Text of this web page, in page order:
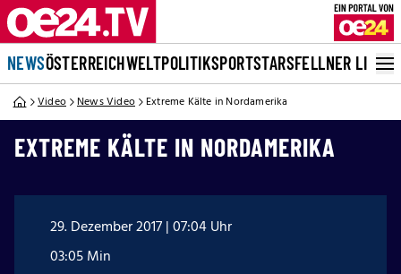
NEWSÖSTERREICHWELTPOLITIKSPORTSTARSFELLNER LIVE
Video News Video Extreme Kälte in Nordamerika
EXTREME KÄLTE IN NORDAMERIKA
29. Dezember 2017 | 07:04 Uhr
03:05 Min